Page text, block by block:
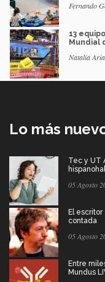
Fernando
13
Mundial
Natalia
Lo más
Tec y UT
05 Agosto
El
contada
05 Agosto
Entre
Mundus